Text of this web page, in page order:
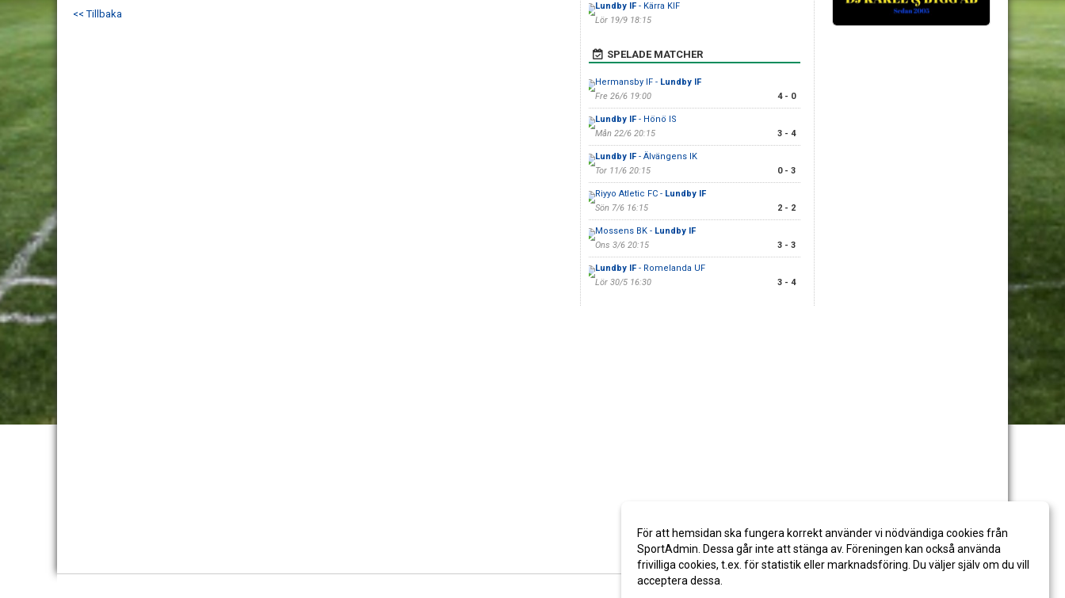
<< Tillbaka
Lundby IF- Kärra KIF
Lör 19/9 18:15
SPELADE MATCHER
Hermansby IF - Lundby IF
Fre 26/6 19:00
4 - 0
Lundby IF- Hönö IS
Mån 22/6 20:15
3 - 4
Lundby IF- Älvängens IK
Tor 11/6 20:15
0 - 3
Riyyo Atletic FC - Lundby IF
Sön 7/6 16:15
2 - 2
Mossens BK - Lundby IF
Ons 3/6 20:15
3 - 3
Lundby IF- Romelanda UF
Lör 30/5 16:30
3 - 4
För att hemsidan ska fungera korrekt använder vi nödvändiga cookies från
SportAdmin. Dessa går inte att stänga av. Föreningen kan också använda
frivilliga cookies, t.ex. för statistik eller marknadsföring. Du väljer själv om du vill
acceptera dessa.